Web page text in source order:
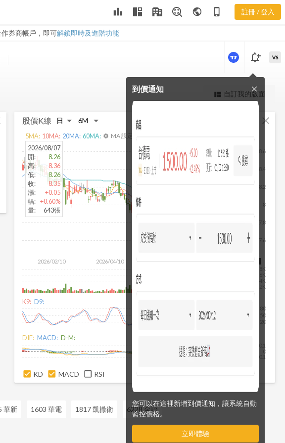
leaderboard public phone_iphone 註冊 / 登入
券商帳戶，即可解鎖即時及進階功能
河流圖
更強大的進階價量圖表
notification_add
到價通知
您可以在這裡新增到價通知，讓系統自動
監控價格。
立即體驗
close
VS
view_quilt 自訂我的版面
股價K線 close
2026/02/10 2026/04/10
7.6
7.8
8
8.2
8.4
8.6
2026/08/07
2K
4K
6K
8K
2026/08/07
開:
8.26
高:
8.36
低:
8.26
收:
8.35
漲:
+0.05
幅: +0.60%
量: 643張
5MA: 10MA: 20MA: 60MA: settings MA 設定
K9: D9:
20
50
80
DIF: MACD: D-M:
-0.1
0
0.1
KD MACD RSI
華新 1603 華電 1817 凱撒衛 6228 全譜